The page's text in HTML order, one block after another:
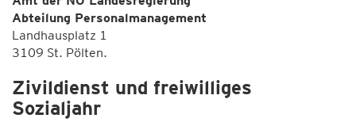
Abteilung Personalmanagement
Landhausplatz 1
3109 St. Pölten.
Zivildienst und freiwilliges
Sozialjahr